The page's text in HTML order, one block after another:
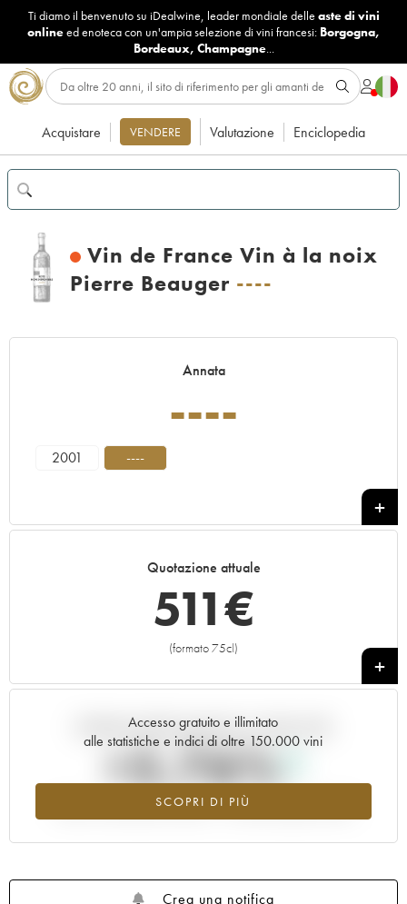
Ti diamo il benvenuto su iDealwine, leader mondiale delle aste di vini
onlineed enoteca con un'ampia selezione di vini francesi: Borgogna,
Bordeaux, Champagne...
Acquistare VENDERE Valutazione Enciclopedia
Vin de France Vin à la noix
Pierre Beauger ----
Annata
----
2001 ----
Quotazione attuale
511€
(formato 75cl)
+
Accesso gratuito e illimitato
alle statistiche e indici di oltre 150.000 vini
SCOPRI DI PIÙ
Andamento della quotazione in tempo reale
+5.76%
Valore in aumento per l'annata ---- nel 2026 rispetto al 2025
Crea una notifica